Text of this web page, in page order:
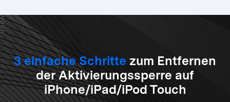
3 einfache Schritte zum Entfernen
der Aktivierungssperre auf
iPhone/iPad/iPod Touch